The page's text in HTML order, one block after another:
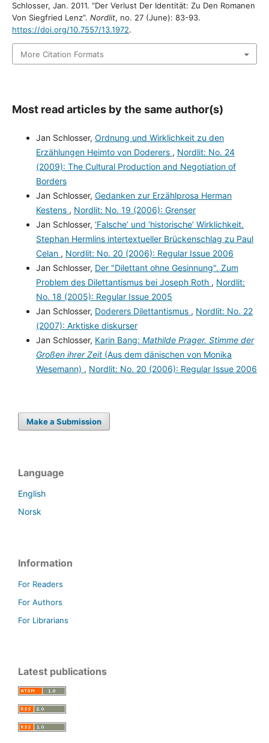
Schlosser, Jan. 2011. “Der Verlust Der Identität: Zu Den Romanen
Von Siegfried Lenz”. Nordlit, no. 27 (June): 83-93.
https://doi.org/10.7557/13.1972.
More Citation Formats
Most read articles by the same author(s)
Jan Schlosser, Ordnung und Wirklichkeit zu den
Erzählungen Heimto von Doderers , Nordlit: No. 24
(2009): The Cultural Production and Negotiation of
Borders
Jan Schlosser, Gedanken zur Erzählprosa Herman
Kestens , Nordlit: No. 19 (2006): Grenser
Jan Schlosser, ‘Falsche’ und ‘historische’ Wirklichkeit.
Stephan Hermlins intertextueller Brückenschlag zu Paul
Celan , Nordlit: No. 20 (2006): Regular Issue 2006
Jan Schlosser, Der "Dilettant ohne Gesinnung". Zum
Problem des Dilettantismus bei Joseph Roth , Nordlit:
No. 18 (2005): Regular Issue 2005
Jan Schlosser, Doderers Dilettantismus , Nordlit: No. 22
(2007): Arktiske diskurser
Jan Schlosser, Karin Bang: Mathilde Prager. Stimme der
Großen ihrer Zeit(Aus dem dänischen von Monika
Wesemann) , Nordlit: No. 20 (2006): Regular Issue 2006
Make a Submission
Language
English
Norsk
Information
For Readers
For Authors
For Librarians
Latest publications